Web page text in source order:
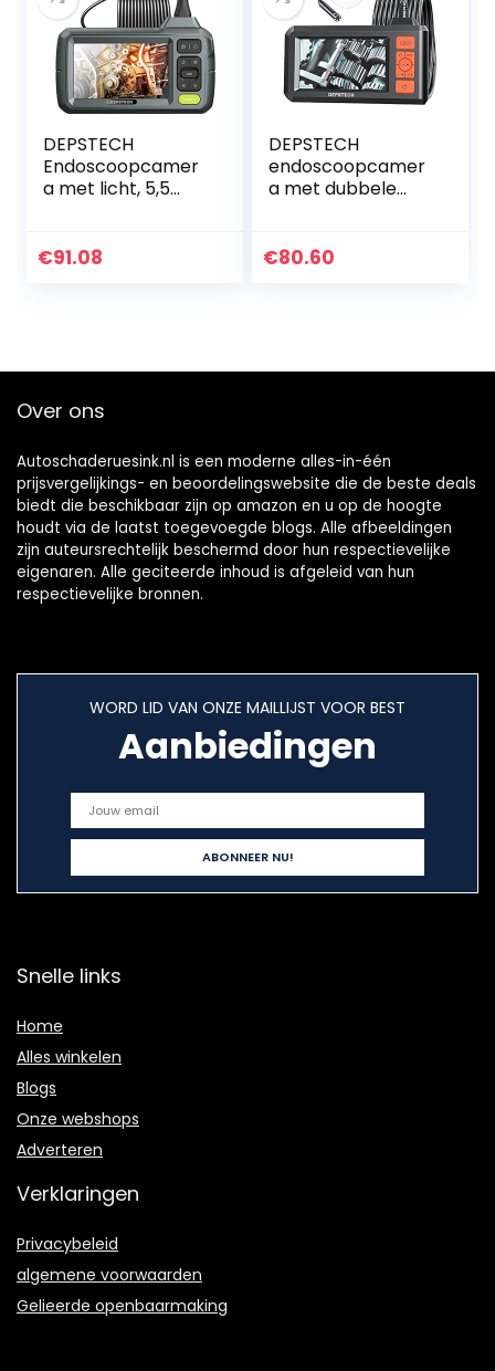
DEPSTECH
Endoscoopcamer
a met licht, 5,5
1080p opname 4,3
€91.08
DEPSTECH
endoscoopcamer
a met dubbele
met licht, 7
€80.60
Over ons
Autoschaderuesink.nl is een moderne alles-in-één
prijsvergelijkings- en beoordelingswebsite die de beste deals
biedt die beschikbaar zijn op amazon en u op de hoogte
houdt via de laatst toegevoegde blogs. Alle afbeeldingen
zijn auteursrechtelijk beschermd door hun respectievelijke
eigenaren. Alle geciteerde inhoud is afgeleid van hun
respectievelijke bronnen.
WORD LID VAN ONZE MAILLIJST VOOR BEST
Aanbiedingen
Snelle links
Home
Alles winkelen
Blogs
Onze webshops
Adverteren
Verklaringen
Privacybeleid
algemene voorwaarden
Gelieerde openbaarmaking